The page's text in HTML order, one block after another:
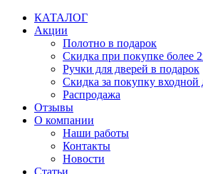
Перейти
содержимому
КАТАЛОГ
Акции
Полотно в подарок
Скидка при покупке более
Ручки для дверей в подарок
Скидка за покупку входной
Распродажа
Отзывы
О компании
Наши работы
Контакты
Новости
Статьи